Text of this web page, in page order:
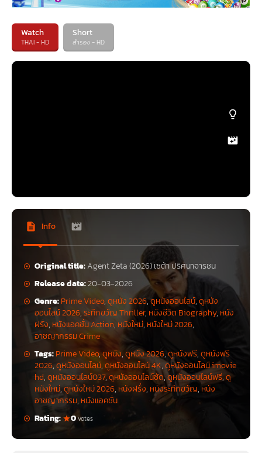
Watch
THAI - HD
Short
สำรอง - HD
Info
Original title:Agent Zeta (2026) เซต้า ปริศนาจารชน
Release date:20-03-2026
Genre:Prime Video,ดูหนัง 2026,ดูหนังออนไลน์,ดูหนัง
ออนไลน์ 2026,ระทึกขวัญ Thriller, หนังชีวิต Biography, หนัง
ฝรั่ง, หนังแอคชั่น Action, หนังใหม่, หนังใหม่ 2026,
อาชญากรรม Crime
Tags:Prime Video,ดูหนัง,ดูหนัง 2026,ดูหนังฟรี,ดูหนังฟรี
2026,ดูหนังออนไลน์,ดูหนังออนไลน์ 4K,ดูหนังออนไลน์ imovie
hd,ดูหนังออนไลน์037,ดูหนังออนไลน์ชัด,ดูหนังออนไลน์ฟรี,ดู
หนังใหม่,ดูหนังใหม่ 2026, หนังฝรั่ง, หนังระทึกขวัญ,หนัง
อาชญากรรม, หนังแอคชั่น
Rating:
0votes